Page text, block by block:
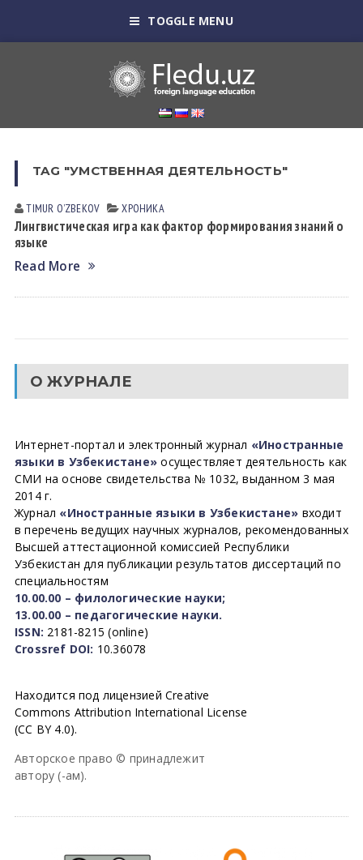
TOGGLE MENU
TAG "УМСТВЕННАЯ ДЕЯТЕЛЬНОСТЬ"
TIMUR OʼZBEKOV ХРОНИКА
Лингвистическая игра как фактор формирования знаний о
языке
Read More
О ЖУРНАЛЕ
Интернет-портал и электронный журнал «Иностранные
языки в Узбекистане» осуществляет деятельность как
СМИ на основе свидетельства № 1032, выданном 3 мая
2014 г.
Журнал «Иностранные языки в Узбекистане» входит
в перечень ведущих научных журналов, рекомендованных
Высшей аттестационной комиссией Республики
Узбекистан для публикации результатов диссертаций по
специальностям
10.00.00 – филологические науки;
13.00.00 – педагогические науки.
ISSN: 2181-8215 (online)
Crossref DOI: 10.36078
Находится под лицензией Creative
Commons Attribution International License
(CC BY 4.0).
Авторское право © принадлежит
автору (-ам).